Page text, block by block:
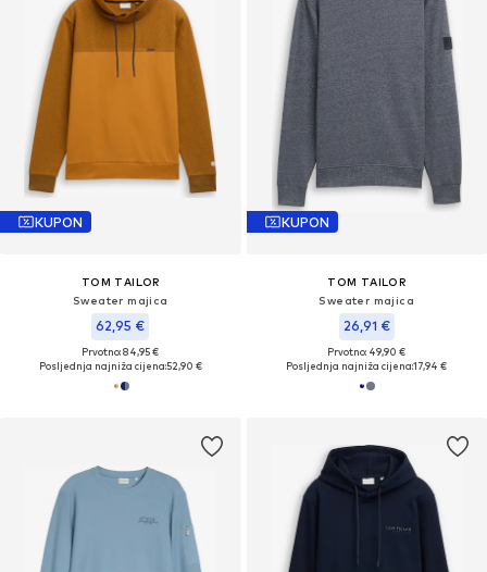
KUPON
TOM TAILOR
Sweater majica
62,95 €
Prvotno: 84,95 €
Posljednja najniža cijena:52,90 €
KUPON
TOM TAILOR
Sweater majica
26,91 €
Prvotno: 49,90 €
Posljednja najniža cijena:17,94 €